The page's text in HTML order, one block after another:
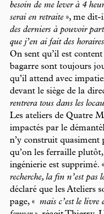
besoin de me lever à 4
serai en retraite », me dit-
des derniers à pouvoir
que j’en ai fait des horaires
On sent qu’il est
bagarre sont toujours
qu’il attend avec
devant le siège de la
rentrera tous dans les
Les ateliers de Quatre
impactés par le
n’y construit quasiment
qu’on les ferraille
ingénierie est supprimé. «
recherche, la fin n’est pas
déclaré que les Ateliers
page, « mais c’est le livre